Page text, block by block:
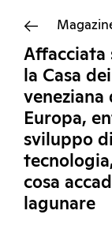
Affacciata
la Casa
Europa,
sviluppo
cosa
lagunare